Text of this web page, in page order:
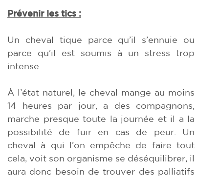
Prévenir les tics :
Un cheval tique parce qu’il s’ennuie ou
parce qu’il est soumis à un stress trop
intense.
À l’état naturel, le cheval mange au moins
14 heures par jour, a des compagnons,
marche presque toute la journée et il a la
possibilité de fuir en cas de peur. Un
cheval à qui l’on empêche de faire tout
cela, voit son organisme se déséquilibrer, il
aura donc besoin de trouver des palliatifs